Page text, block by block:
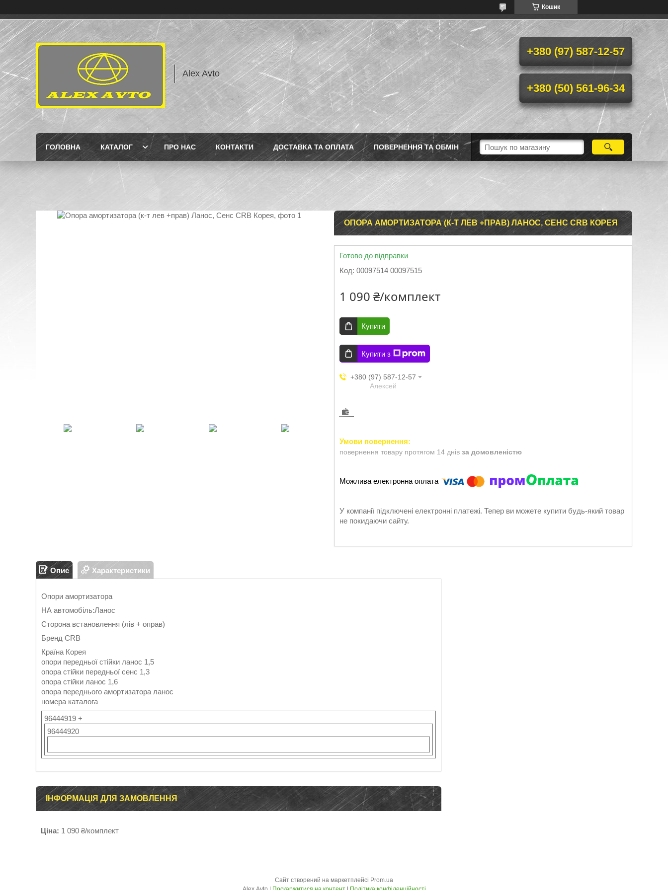
Кошик
Alex Avto
+380 (97) 587-12-57
+380 (50) 561-96-34
ГОЛОВНА КАТАЛОГ ПРО НАС КОНТАКТИ ДОСТАВКА ТА ОПЛАТА ПОВЕРНЕННЯ ТА ОБМІН
ОПОРА АМОРТИЗАТОРА (К-Т ЛЕВ +ПРАВ) ЛАНОС, СЕНС CRB КОРЕЯ
Готово до відправки
Код: 00097514 00097515
1 090 ₴/комплект
Купити
Купити з
+380 (97) 587-12-57
Aлексей
повернення товару протягом 14 днів за домовленістю
У компанії підключені електронні платежі. Тепер ви можете купити будь-який товар
не покидаючи сайту.
Опис Характеристики
Опори амортизатора
НА автомобіль:Ланос
Сторона встановлення (лів + оправ)
Бренд CRB
Країна Корея
опори передньої стійки ланос 1,5
опора стійки передньої сенс 1,3
опора стійки ланос 1,6
опора переднього амортизатора ланос
номера каталога
96444919 +
96444920
ІНФОРМАЦІЯ ДЛЯ ЗАМОВЛЕННЯ
Ціна: 1 090 ₴/комплект
Сайт створений на маркетплейсі Prom.ua